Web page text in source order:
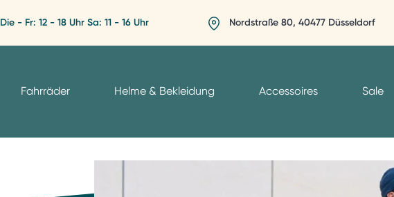
Die - Fr: 12 - 18 Uhr Sa: 11 - 16 Uhr Nordstraße 80, 40477 Düsseldorf
Fahrräder Helme & Bekleidung Accessoires Sale